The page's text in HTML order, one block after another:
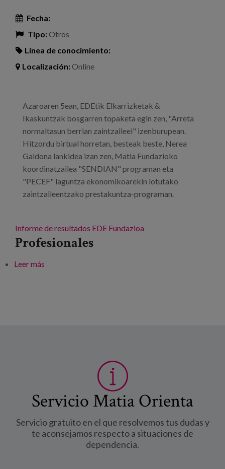
Fecha:
Tipo:Otros
Línea de conocimiento:
Localización:Online
Azaroaren 5ean, EDEtik Elkarrizketak &
Ikaskuntzak bosgarren topaketa egin zen, "Arreta
normaltasun berrian zaintzaileei" izenburupean.
Hitzordu birtual horretan, besteak beste, Nerea
Galdona lankidea izan zen, Matia Fundazioko
koordinatzailea "SENDIAN" programan eta
"PECEF" laguntza ekonomikoarekin lotutako
zaintzaileentzako prestakuntza-programan.
Informe de resultados EDE Fundazioa
Profesionales
Leer más
Servicio Matia Orienta
Servicio gratuito en el que resolvemos tus dudas y
te aconsejamos respecto a situaciones de
dependencia.